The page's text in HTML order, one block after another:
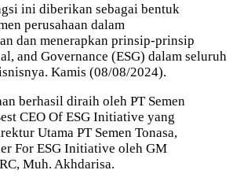
ini diberikan sebagai bentuk
perusahaan dalam
dan menerapkan prinsip-prinsip
and Governance (ESG) dalam seluruh
Kamis (08/08/2024).
berhasil diraih oleh PT Semen
CEO Of ESG Initiative yang
Utama PT Semen Tonasa,
For ESG Initiative oleh GM
Muh. Akhdarisa.